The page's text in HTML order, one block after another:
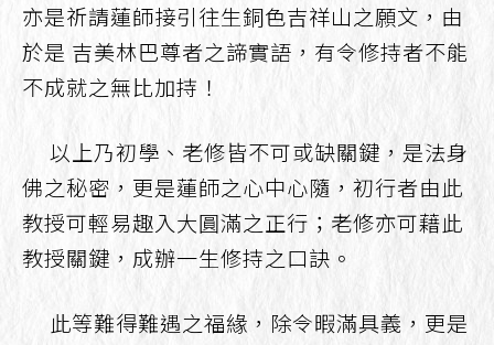
亦是祈請蓮師接引往生銅色吉祥山之願文，由
於是 吉美林巴尊者之諦實語，有令修持者不能
不成就之無比加持！
以上乃初學、老修皆不可或缺關鍵，是法身
佛之秘密，更是蓮師之心中心隨，初行者由此
教授可輕易趣入大圓滿之正行；老修亦可藉此
教授關鍵，成辦一生修持之口訣。
此等難得難遇之福緣，除令暇滿具義，更是